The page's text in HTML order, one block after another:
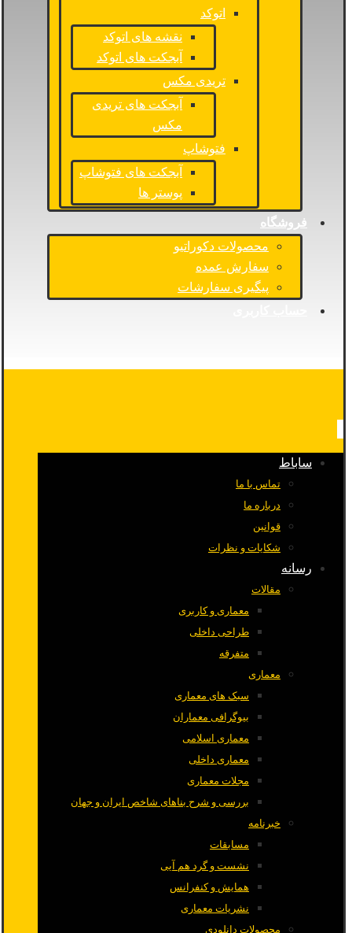
اتوکد
نقشه های اتوکد
آبجکت های اتوکد
تریدی مکس
آبجکت های تریدی
مکس
فتوشاپ
آبجکت های فتوشاپ
پوستر ها
فروشگاه
محصولات دکوراتیو
سفارش عمده
پیگیری سفارشات
ساباط
تماس با ما
درباره ما
قوانین
شکایات و نظرات
رسانه
مقالات
معماری و کاربری
طراحی داخلی
متفرقه
معماری
سبک های معماری
بیوگرافی معماران
معماری اسلامی
معماری داخلی
مجلات معماری
بررسی و شرح بناهای شاخص ایران و جهان
خبرنامه
مسابقات
نشست و گرد هم آیی
همایش و کنفرانس
نشریات معماری
محصولات دانلودی